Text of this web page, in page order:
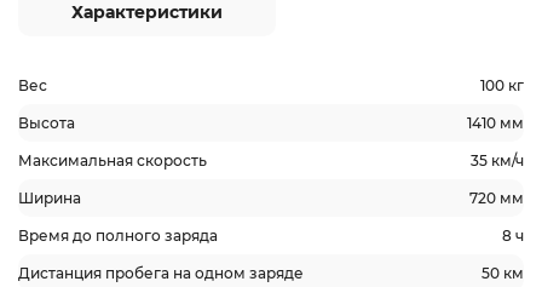
Характеристики
Вес 100 кг
Высота 1410 мм
Максимальная скорость 35 км/ч
Ширина 720 мм
Время до полного заряда 8 ч
Дистанция пробега на одном заряде 50 км